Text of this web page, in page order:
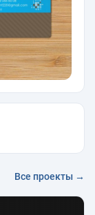
Все проекты →